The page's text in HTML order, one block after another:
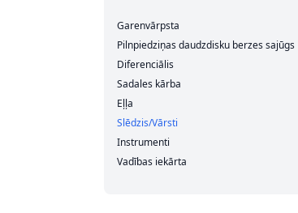
Garenvārpsta
Pilnpiedziņas daudzdisku berzes sajūgs
Diferenciālis
Sadales kārba
Eļļa
Slēdzis/Vārsti
Instrumenti
Vadības iekārta